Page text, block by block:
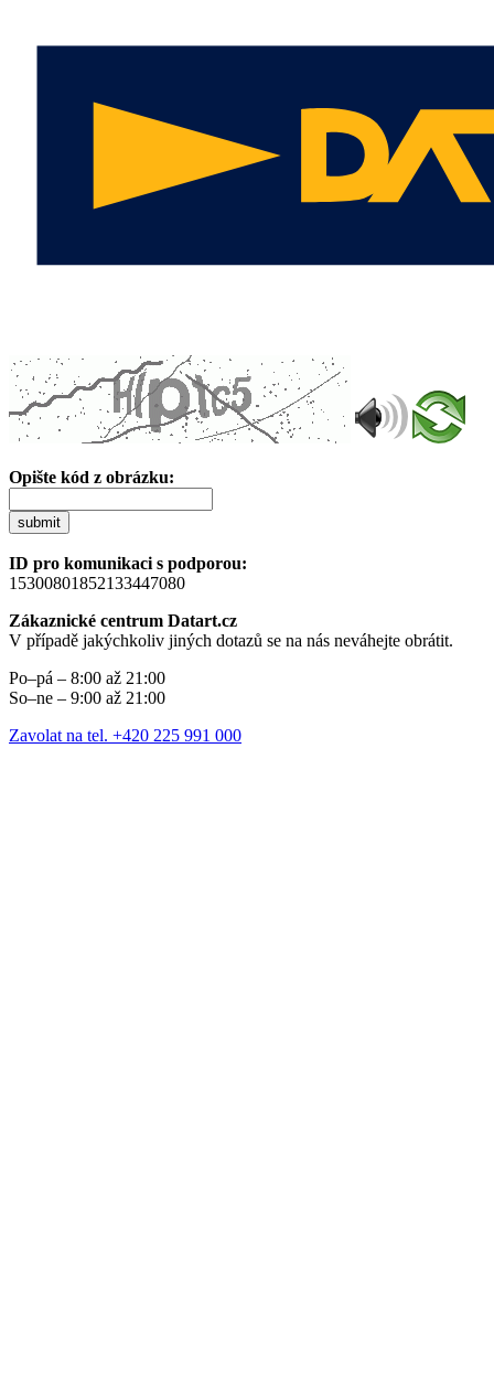
Opište kód z obrázku:
submit
ID pro komunikaci s podporou:
15300801852133447080
Zákaznické centrum Datart.cz
V případě jakýchkoliv jiných dotazů se na nás neváhejte obrátit.
Po–pá – 8:00 až 21:00
So–ne – 9:00 až 21:00
Zavolat na tel. +420 225 991 000